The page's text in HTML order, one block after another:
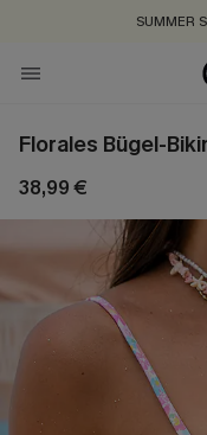
SUMMER
ZUM
Florales Bügel-
38,99 €